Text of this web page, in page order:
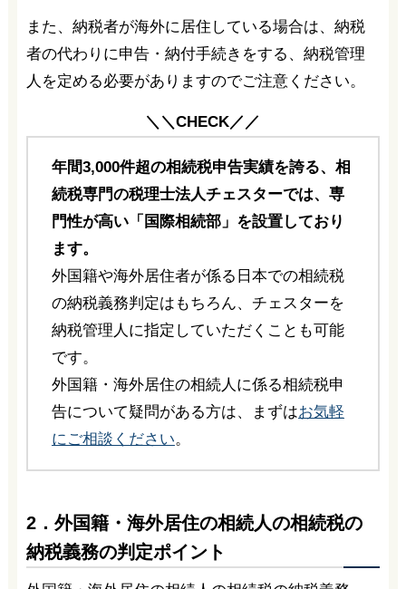
また、納税者が海外に居住している場合は、納税
者の代わりに申告・納付手続きをする、納税管理
人を定める必要がありますのでご注意ください。
＼＼CHECK／／
年間3,000件超の相続税申告実績を誇る、相
続税専門の税理士法人チェスターでは、専
門性が高い「国際相続部」を設置しており
ます。
外国籍や海外居住者が係る日本での相続税
の納税義務判定はもちろん、チェスターを
納税管理人に指定していただくことも可能
です。
外国籍・海外居住の相続人に係る相続税申
告について疑問がある方は、まずはお気軽
にご相談ください。
2．外国籍・海外居住の相続人の相続税の
納税義務の判定ポイント